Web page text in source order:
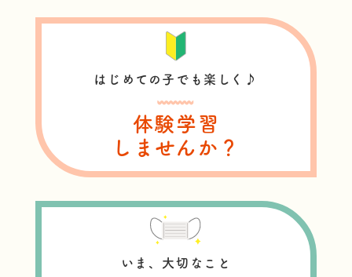
はじめての子でも楽しく♪
体験学習
しませんか？
いま、大切なこと